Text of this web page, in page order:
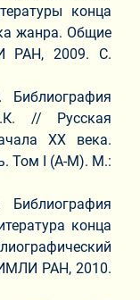
конца
жанра. Общие
РАН, 2009. С.
Библиография
// Русская
ХХ века.
Том I (А-М). М.:
Библиография
конца
РАН, 2010.